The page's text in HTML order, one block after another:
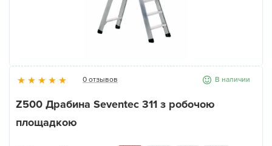
Новости
0 отзывов В наличии
Z500 Драбина Seventec 311 з робочою
площадкою